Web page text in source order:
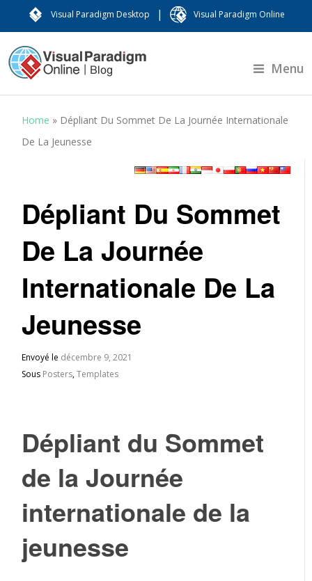
Visual Paradigm Desktop | Visual Paradigm Online
Menu
Home » Dépliant Du Sommet De La Journée Internationale
De La Jeunesse
Dépliant Du Sommet
De La Journée
Internationale De La
Jeunesse
Envoyé le décembre 9, 2021
Sous Posters,Templates
Dépliant du Sommet
de la Journée
internationale de la
jeunesse